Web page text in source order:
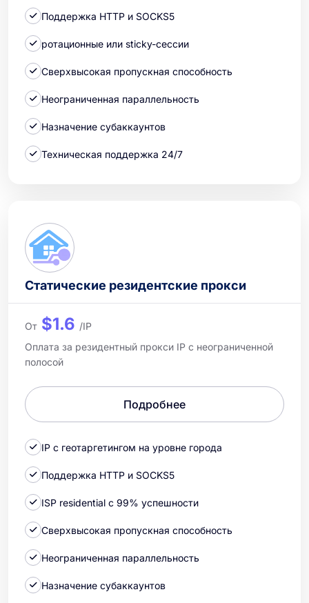
Поддержка HTTP и SOCKS5
ротационные или sticky-сессии
Сверхвысокая пропускная способность
Неограниченная параллельность
Назначение субаккаунтов
Техническая поддержка 24/7
Статические резидентские прокси
От $1.6 /IP
Оплата за резидентный прокси IP с неограниченной
полосой
Подробнее
IP с геотаргетингом на уровне города
Поддержка HTTP и SOCKS5
ISP residential с 99% успешности
Сверхвысокая пропускная способность
Неограниченная параллельность
Назначение субаккаунтов